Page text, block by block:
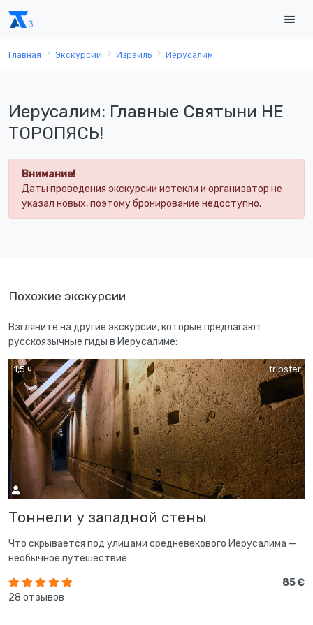
Главная Экскурсии Израиль Иерусалим
Иерусалим: Главные Святыни НЕ
ТОРОПЯСЬ!
Внимание!
Даты проведения экскурсии истекли и организатор не
указал новых, поэтому бронирование недоступно.
Похожие экскурсии
Взгляните на другие экскурсии, которые предлагают
русскоязычные гиды в Иерусалиме:
tripster
1,5 ч
Тоннели у западной стены
Что скрывается под улицами средневекового Иерусалима —
необычное путешествие
28 отзывов
85 €